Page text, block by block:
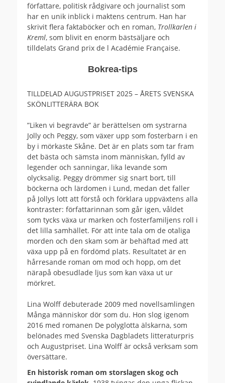
författare, politisk rådgivare och journalist som
har en unik inblick i maktens centrum. Han har
skrivit flera faktaböcker och en roman, Trollkarlen i
Kreml, som blivit en enorm bästsäljare och
tilldelats Grand prix de l Académie Française.
Bokrea-tips
TILLDELAD AUGUSTPRISET 2025 – ÅRETS SVENSKA
SKÖNLITTERÄRA BOK
”Liken vi begravde” är berättelsen om systrarna
Jolly och Peggy, som växer upp som fosterbarn i en
by i mörkaste Skåne. Det är en plats som tar fram
det bästa och sämsta inom människan, fylld av
legender och sanningar, lika levande som
olycksalig. Peggy drömmer sig snart bort, till
böckerna och lärdomen i Lund, medan det faller
på Jollys lott att förstå och förklara uppväxtens alla
kontraster: författarinnan som går igen, våldet
som tycks växa ur marken och fosterfamiljens roll i
det lilla samhället. För att inte tala om de otaliga
morden och den skam som är behäftad med att
växa upp på en fördömd plats. Resultatet är en
hårresande roman om mod och hopp, om det
närapå obesudlade ljus som kan växa ut ur
mörkret.
Lina Wolff debuterade 2009 med novellsamlingen
Många människor dör som du. Hon slog igenom
2016 med romanen De polyglotta älskarna, som
belönades med Svenska Dagbladets litteraturpris
och Augustpriset. Lina Wolff är också verksam som
översättare.
En historisk roman om storslagen skog och